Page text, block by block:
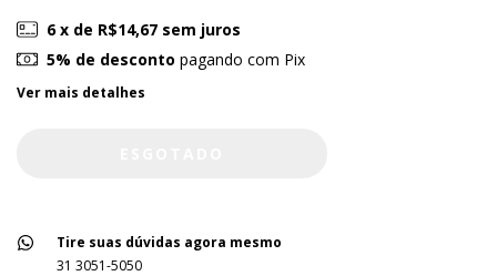
6 x de R$14,67 sem juros
5% de desconto pagando com Pix
Ver mais detalhes
Tire suas dúvidas agora mesmo
31 3051-5050